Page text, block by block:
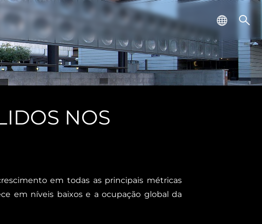
NOS
em todas as principais métricas
em níveis baixos e a ocupação global da